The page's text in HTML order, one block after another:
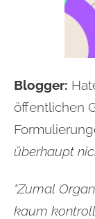
Blogger:
öffentlichen
überhaupt
"Zumal
kaum